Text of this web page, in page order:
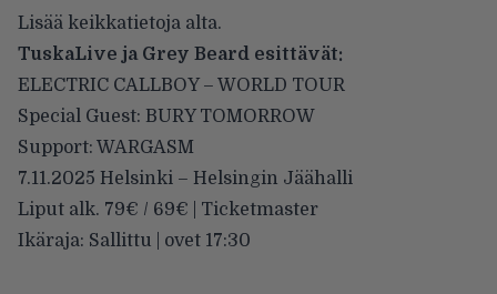
Lisää keikkatietoja alta.
TuskaLive ja Grey Beard esittävät:
ELECTRIC CALLBOY – WORLD TOUR
Special Guest: BURY TOMORROW
Support: WARGASM
7.11.2025 Helsinki – Helsingin Jäähalli
Liput alk. 79€ / 69€ | Ticketmaster
Ikäraja: Sallittu | ovet 17:30